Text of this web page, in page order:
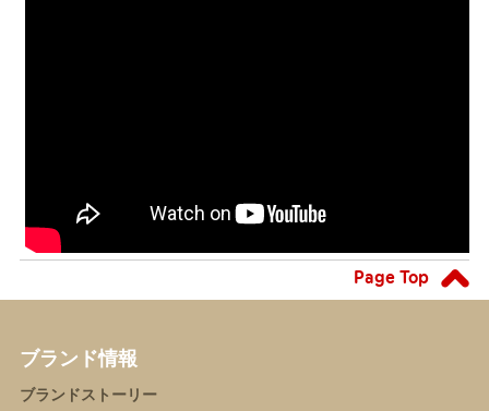
Page Top
ブランド情報
ブランドストーリー